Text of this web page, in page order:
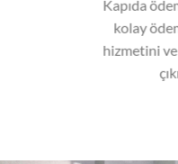
Kapıda
kolay
hizmetini